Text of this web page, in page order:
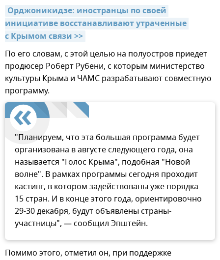
Орджоникидзе: иностранцы по своей
инициативе восстанавливают утраченные
с Крымом связи >>
По его словам, с этой целью на полуостров приедет
продюсер Роберт Рубени, с которым министерство
культуры Крыма и ЧАМС разрабатывают совместную
программу.
"Планируем, что эта большая программа будет
организована в августе следующего года, она
называется "Голос Крыма", подобная "Новой
волне". В рамках программы сегодня проходит
кастинг, в котором задействованы уже порядка
15 стран. И в конце этого года, ориентировочно
29-30 декабря, будут объявлены страны-
участницы", — сообщил Эпштейн.
Помимо этого, отметил он, при поддержке